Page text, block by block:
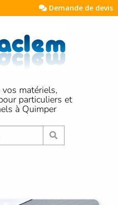
Demande de devis
matériels,
particuliers et
à Quimper